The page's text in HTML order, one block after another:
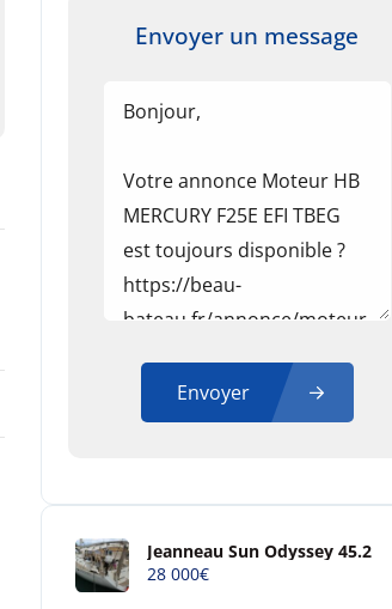
Envoyer un message
Envoyer
Jeanneau Sun Odyssey 45.2
28 000€